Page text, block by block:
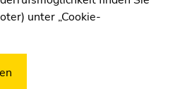
unter „Cookie-